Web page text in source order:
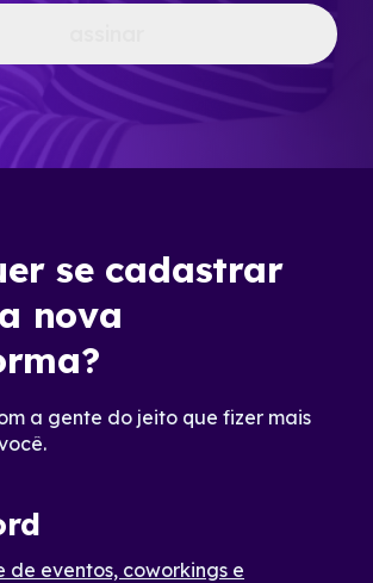
se cadastrar
nova
a gente do jeito que fizer mais
de eventos, coworkings e